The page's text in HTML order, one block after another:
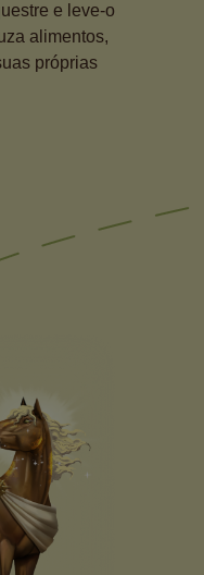
e leve-o
alimentos,
próprias